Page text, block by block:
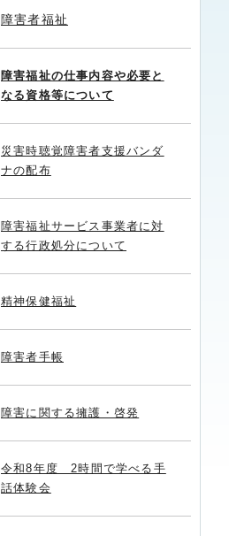
障害者福祉
障害福祉の仕事内容や必要と
なる資格等について
災害時聴覚障害者支援バンダ
ナの配布
障害福祉サービス事業者に対
する行政処分について
精神保健福祉
障害者手帳
障害に関する擁護・啓発
令和8年度 2時間で学べる手
話体験会